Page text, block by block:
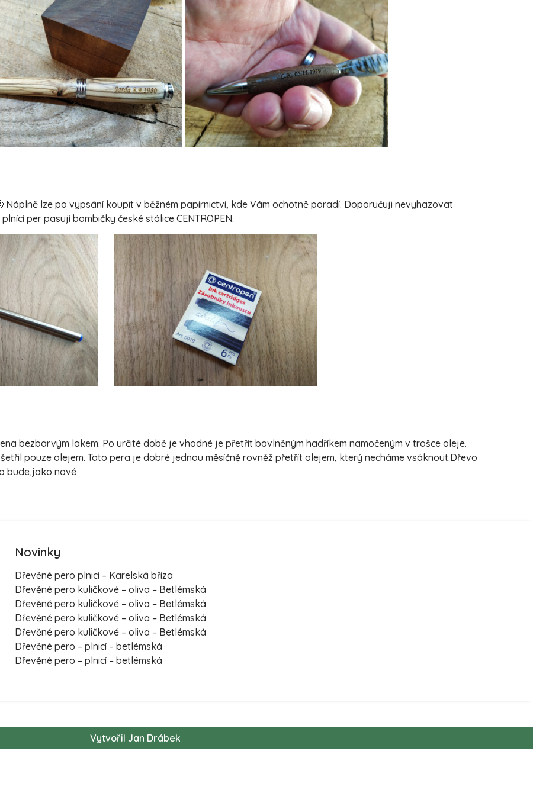
lze po vypsání koupit v běžném papírnictví, kde Vám ochotně poradí. Doporučuji nevyhazovat
per pasují bombičky české stálice CENTROPEN.
bezbarvým lakem. Po určité době je vhodné je přetřít bavlněným hadříkem namočeným v trošce oleje.
pouze olejem. Tato pera je dobré jednou měsíčně rovněž přetřít olejem, který necháme vsáknout.Dřevo
bude,jako nové
Novinky
Dřevěné pero plnicí – Karelská bříza
Dřevěné pero kuličkové – oliva – Betlémská
Dřevěné pero kuličkové – oliva – Betlémská
Dřevěné pero kuličkové – oliva – Betlémská
Dřevěné pero kuličkové – oliva – Betlémská
Dřevěné pero – plnicí – betlémská
Dřevěné pero – plnicí – betlémská
Vytvořil Jan Drábek